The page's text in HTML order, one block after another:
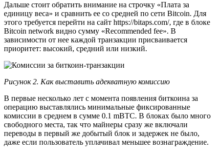
Дальше стоит обратить внимание на строчку «Плата за
единицу веса» и сравнить ее со средней по сети Bitcoin. Для
этого требуется перейти на сайт https://bitaps.com/, где в блоке
Bitcoin network видно сумму «Recommended fee». В
зависимости от нее каждой транзакции присваивается
приоритет: высокий, средний или низкий.
Рисунок 2. Как выставить адекватную комиссию
В первые несколько лет с момента появления биткоина за
операцию выставлялись минимальные фиксированные
комиссии в среднем в сумме 0.1 mBTC. В блоках было много
свободного места, так что майнеры сразу же включали
переводы в первый же добытый блок и задержек не было,
даже если пользователь уплачивал меньшее вознаграждение.